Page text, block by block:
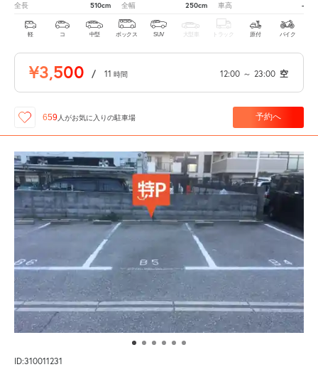
全長 510cm 全幅 250cm 車高 -
軽 コ 中型 ボックス SUV 大型車 トラック 原付 バイク
¥3,500 / 11 時間 12:00 ～ 23:00 空
659 人がお気に入りの駐車場 予約へ
ID:310011231